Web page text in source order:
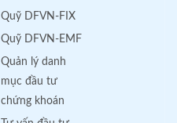
Quỹ DFVN-FIX
Quỹ DFVN-EMF
Quản lý danh
mục đầu tư
chứng khoán